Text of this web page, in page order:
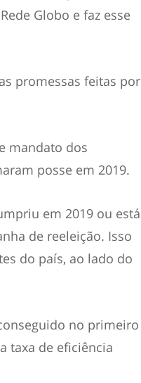
Globo e faz esse
promessas feitas por
mandato dos
posse em 2019.
em 2019 ou está
de reeleição. Isso
do país, ao lado do
no primeiro
taxa de eficiência